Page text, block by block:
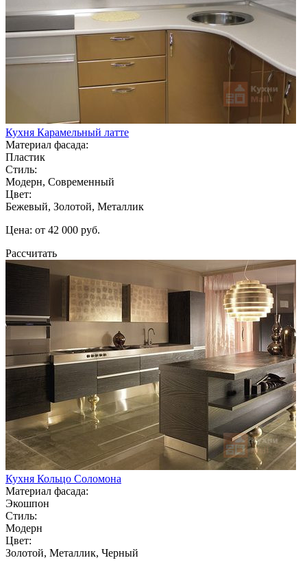
Кухня Карамельный латте
Материал фасада:
Пластик
Стиль:
Модерн, Современный
Цвет:
Бежевый, Золотой, Металлик
Цена: от 42 000 руб.
Рассчитать
Кухня Кольцо Соломона
Материал фасада:
Экошпон
Стиль:
Модерн
Цвет:
Золотой, Металлик, Черный